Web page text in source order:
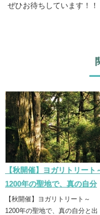
ぜひお待ちしています！！
【秋開催】ヨガリトリート
1200年の聖地で、真の自分
と出会う3日間～
【秋開催】ヨガリトリート～
1200年の聖地で、真の自分と出